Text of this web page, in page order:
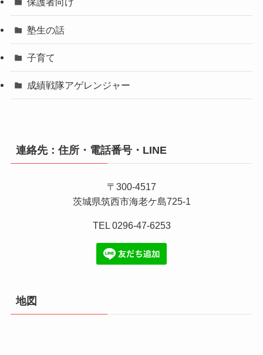
塾生の話
子育て
成績戦隊アゲレンジャー
連絡先：住所・電話番号・LINE
〒300-4517
茨城県筑西市海老ケ島725-1
TEL 0296-47-6253
地図